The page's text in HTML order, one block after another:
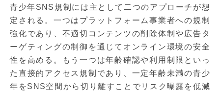
青少年SNS規制には主として二つのアプローチが想
定される。一つはプラットフォーム事業者への規制
強化であり、不適切コンテンツの削除体制や広告タ
ーゲティングの制御を通じてオンライン環境の安全
性を高める。もう一つは年齢確認や利用制限といっ
た直接的アクセス規制であり、一定年齢未満の青少
年をSNS空間から切り離すことでリスク曝露を低減